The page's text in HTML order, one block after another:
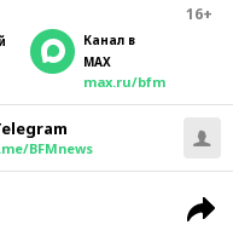
16+
Канал в
MAX
max.ru/bfm
BFMnews